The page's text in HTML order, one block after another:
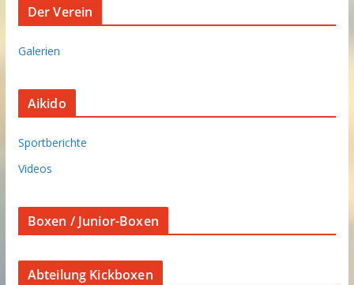
Der Verein
Galerien
Aikido
Sportberichte
Videos
Boxen / Junior-Boxen
Abteilung Kickboxen